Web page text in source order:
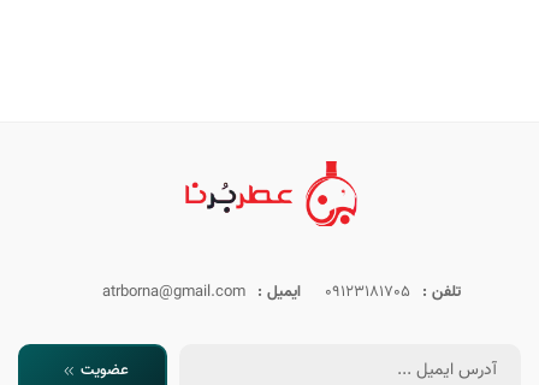
تلفن : 09123181705 ایمیل : atrborna@gmail.com
عضویت